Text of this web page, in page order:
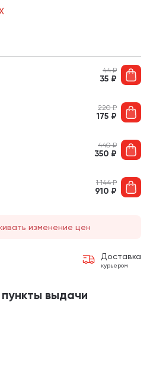
44₽
35 ₽
220₽
175 ₽
440₽
350 ₽
1 144₽
910 ₽
изменение цен
Доставка
курьером
выдачи